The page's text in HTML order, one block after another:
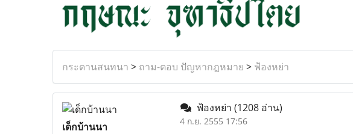
กระดานสนทนา > ถาม-ตอบ ปัญหากฎหมาย > ฟ้องหย่า
เด็กบ้านนา
ฟ้องหย่า (1208 อ่าน)
4 ก.ย. 2555 17:56